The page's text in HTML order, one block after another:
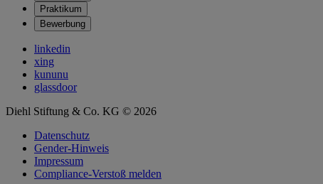
Praktikum
Bewerbung
linkedin
xing
kununu
glassdoor
Diehl Stiftung & Co. KG © 2026
Datenschutz
Gender-Hinweis
Impressum
Compliance-Verstoß melden